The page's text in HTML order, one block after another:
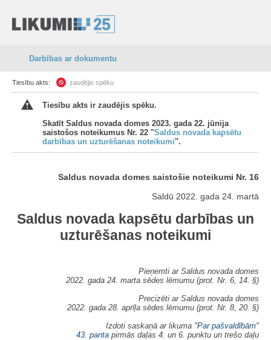
Darbības ar dokumentu
Tiesību akts: zaudējis spēku
Tiesību akts ir zaudējis spēku.
Skatīt Saldus novada domes 2023. gada 22. jūnija
saistošos noteikumus Nr. 22 "Saldus novada kapsētu
darbības un uzturēšanas noteikumi".
Saldus novada domes saistošie noteikumi Nr. 16
Saldū 2022. gada 24. martā
Saldus novada kapsētu darbības un
uzturēšanas noteikumi
Pieņemti ar Saldus novada domes
2022. gada 24. marta sēdes lēmumu (prot. Nr. 6, 14. §)
Precizēti ar Saldus novada domes
2022. gada 28. aprīļa sēdes lēmumu (prot. Nr. 8, 20. §)
Izdoti saskaņā ar likuma "Par pašvaldībām"
43. panta pirmās daļas 4. un 6. punktu un trešo daļu